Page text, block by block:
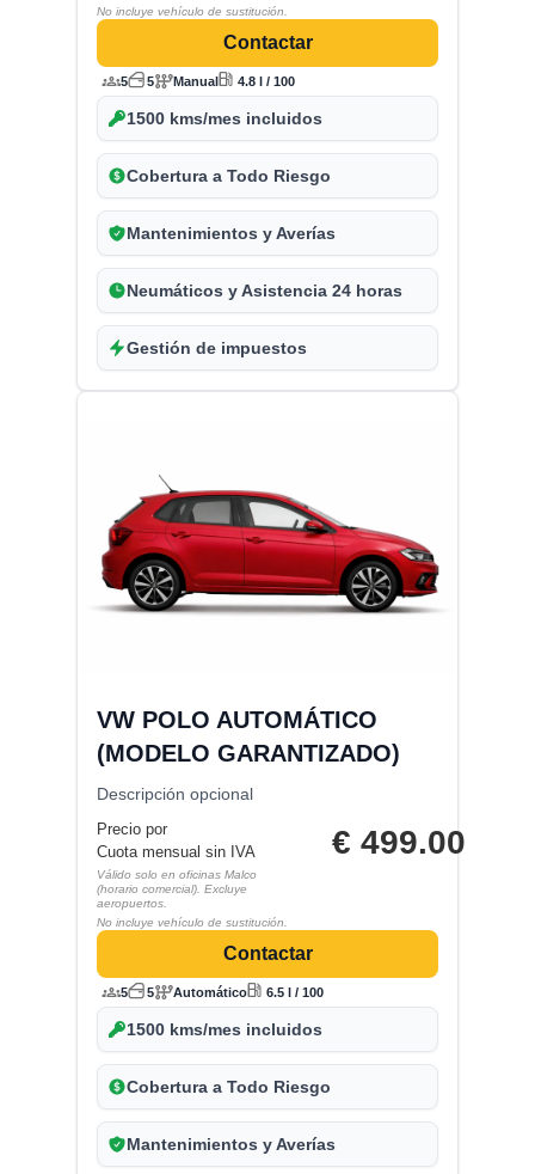
No incluye vehículo de sustitución.
Contactar
5 5 Manual 4.8 l / 100
1500 kms/mes incluidos
Cobertura a Todo Riesgo
Mantenimientos y Averías
Neumáticos y Asistencia 24 horas
Gestión de impuestos
VW POLO AUTOMÁTICO
(MODELO GARANTIZADO)
Descripción opcional
Precio por
Cuota mensual sin IVA
Válido solo en oficinas Malco
(horario comercial). Excluye
aeropuertos.
No incluye vehículo de sustitución.
€ 499.00
Contactar
5 5 Automático 6.5 l / 100
1500 kms/mes incluidos
Cobertura a Todo Riesgo
Mantenimientos y Averías